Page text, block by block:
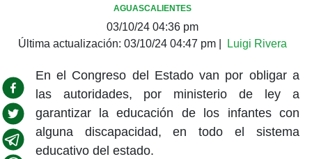
AGUASCALIENTES
03/10/24 04:36 pm
Última actualización: 03/10/24 04:47 pm Luigi Rivera
En el Congreso del Estado van por obligar a
las autoridades, por ministerio de ley a
garantizar la educación de los infantes con
alguna discapacidad, en todo el sistema
educativo del estado.